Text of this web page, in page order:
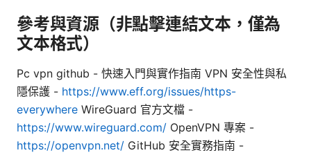
參考與資源（非點擊連結文本，僅為
文本格式）
Pc vpn github - 快速入門與實作指南 VPN 安全性與私
隱保護 - https://www.eff.org/issues/https-
everywhere WireGuard 官方文檔 -
https://www.wireguard.com/ OpenVPN 專案 -
https://openvpn.net/ GitHub 安全實務指南 -